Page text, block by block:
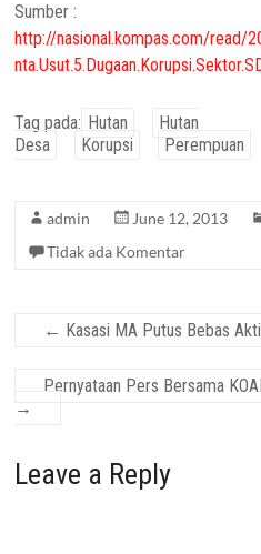
Sumber :
http://nasional.kompas.com/read/
Tag pada: Hutan
Hutan
Desa
Korupsi Perempuan
admin June 12, 2013
Tidak ada Komentar
← Kasasi MA Putus Bebas
Pernyataan Pers Bersama
→
Leave a Reply